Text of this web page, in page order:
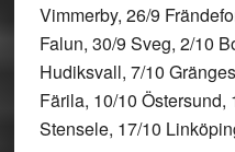
Vimmerby, 26/9
Falun, 30/9 Sveg, 2/10
Hudiksvall, 7/10
Färila, 10/10 Östersund,
Stensele, 17/10